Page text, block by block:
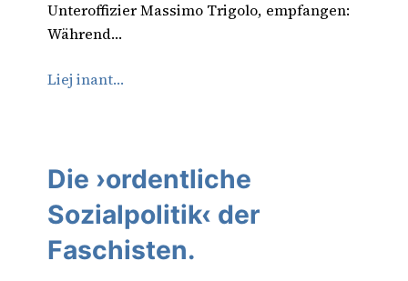
Unteroffizier Massimo Trigolo, empfangen:
Während…
Liej inant…
Die ›ordentliche
Sozialpolitik‹ der
Faschisten.